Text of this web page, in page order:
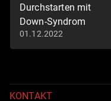
Durchstarten mit
Down-Syndrom
Folge 1: Wer bin ich?
(S01/E01)
01.12.2022
KONTAKT